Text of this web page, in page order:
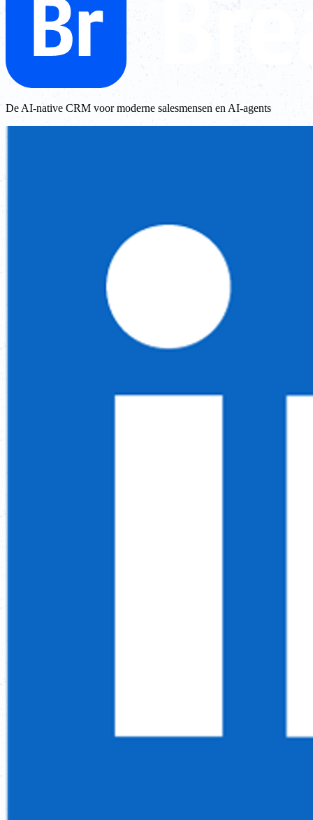
De AI-native CRM voor moderne salesmensen en AI-agents